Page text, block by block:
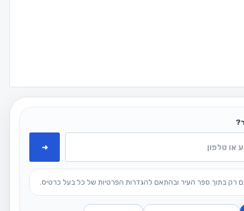
➜
רק בתוך ספר העיר ובהתאם להגדרות הפרטיות של כל בעל כרטיס.